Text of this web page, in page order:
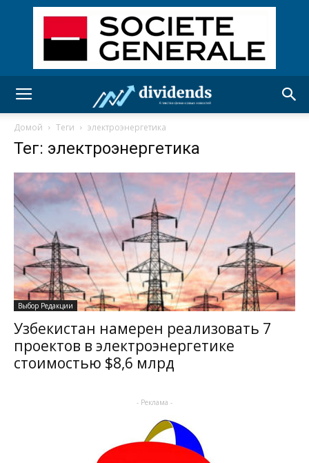
Домой Теги электроэнергетика
Тег: электроэнергетика
Выбор Редакции
Узбекистан намерен реализовать 7
проектов в электроэнергетике
стоимостью $8,6 млрд
- Реклама -